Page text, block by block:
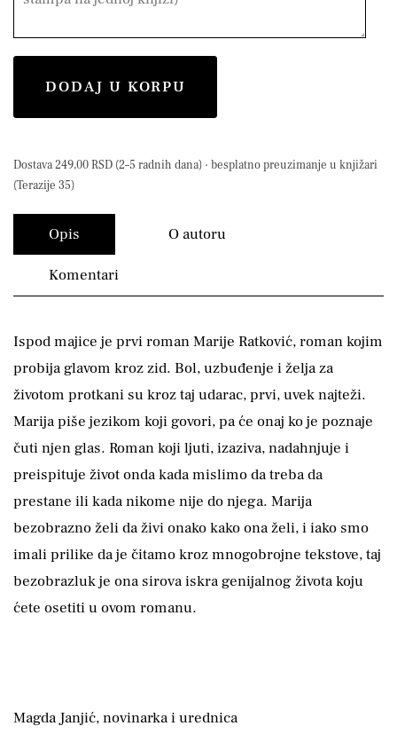
DODAJ U KORPU
Dostava 249,00 RSD (2–5 radnih dana) · besplatno preuzimanje u knjižari
(Terazije 35)
Opis O autoru
Komentari
Ispod majice je prvi roman Marije Ratković, roman kojim
probija glavom kroz zid. Bol, uzbuđenje i želja za
životom protkani su kroz taj udarac, prvi, uvek najteži.
Marija piše jezikom koji govori, pa će onaj ko je poznaje
čuti njen glas. Roman koji ljuti, izaziva, nadahnjuje i
preispituje život onda kada mislimo da treba da
prestane ili kada nikome nije do njega. Marija
bezobrazno želi da živi onako kako ona želi, i iako smo
imali prilike da je čitamo kroz mnogobrojne tekstove, taj
bezobrazluk je ona sirova iskra genijalnog života koju
ćete osetiti u ovom romanu.
Magda Janjić, novinarka i urednica